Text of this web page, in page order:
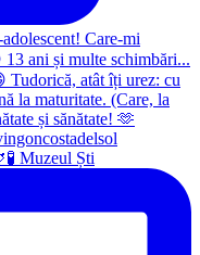
Muzeul Ști